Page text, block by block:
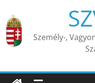
content
Személy-,